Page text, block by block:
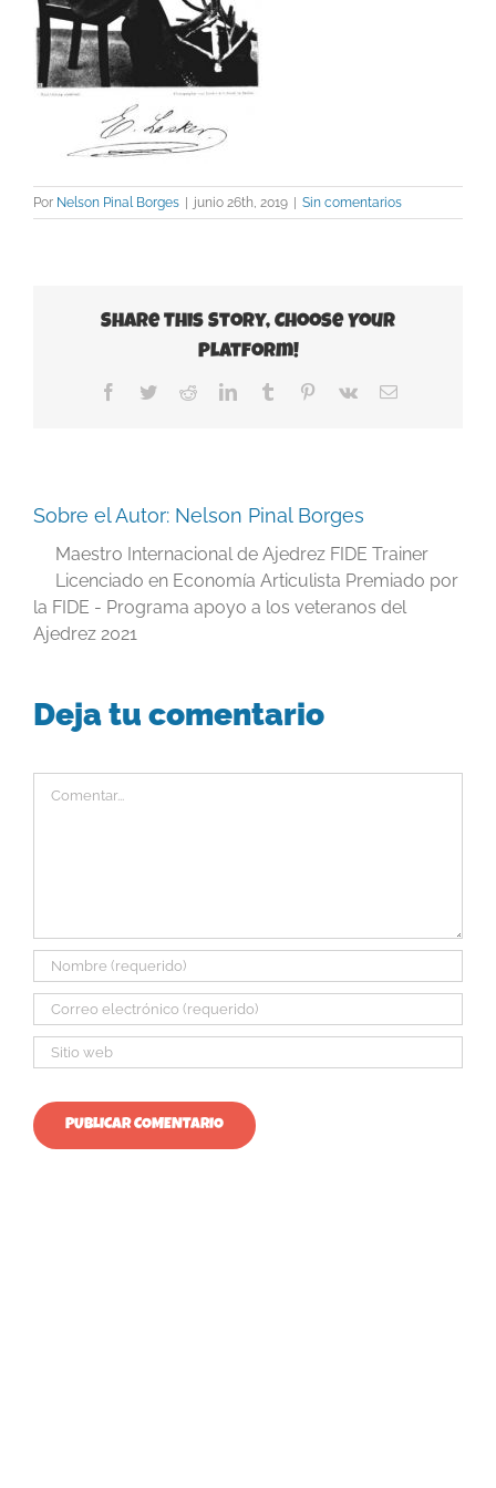
Por Nelson Pinal Borges | junio 26th, 2019 | Sin comentarios
Share This Story, Choose Your
Platform!
Facebook
TwitterRedditLinkedInTumblr Pinterest
Vk
Correo
Sobre el Autor: Nelson Pinal Borges
Maestro Internacional de Ajedrez FIDE Trainer
Licenciado en Economía Articulista Premiado por
la FIDE - Programa apoyo a los veteranos del
Ajedrez 2021
Deja tu comentario